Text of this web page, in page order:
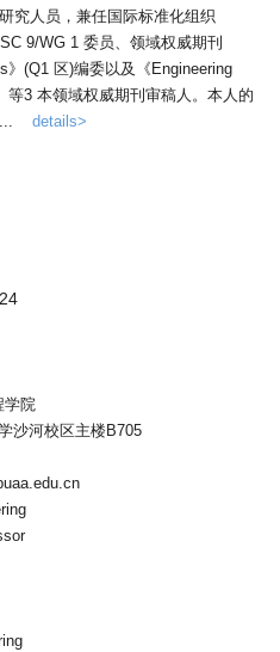
究人员，兼任国际标准化组织
9/WG 1 委员、领域权威期刊
》(Q1 区)编委以及《Engineering
等3 本领域权威期刊审稿人。本人的
...details>
学院
沙河校区主楼B705